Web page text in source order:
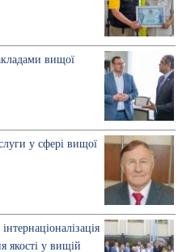
вищої
у сфері вищої
якості у вищій